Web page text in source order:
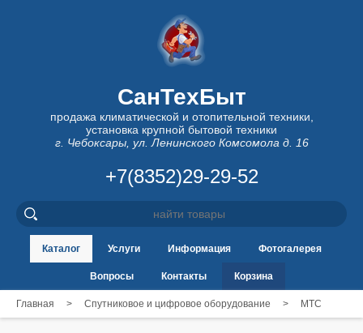
СанТехБыт
продажа климатической и отопительной техники,
установка крупной бытовой техники
г. Чебоксары, ул. Ленинского Комсомола д. 16
+7(8352)29-29-52
Каталог Услуги Информация Фотогалерея
Вопросы Контакты Корзина
Главная > Спутниковое и цифровое оборудование > МТС